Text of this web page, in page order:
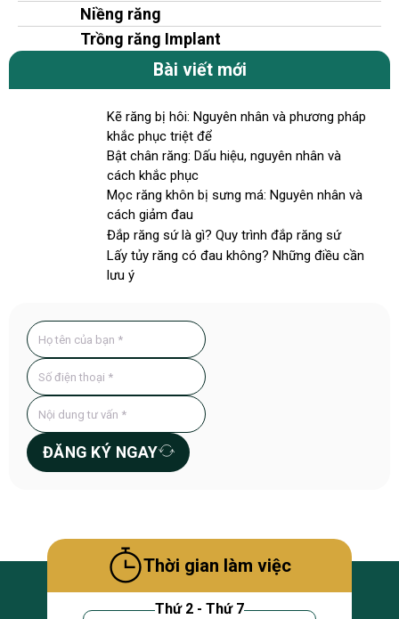
Niềng răng
Trồng răng Implant
Bài viết mới
Kẽ răng bị hôi: Nguyên nhân và phương pháp
khắc phục triệt để
Bật chân răng: Dấu hiệu, nguyên nhân và
cách khắc phục
Mọc răng khôn bị sưng má: Nguyên nhân và
cách giảm đau
Đắp răng sứ là gì? Quy trình đắp răng sứ
Lấy tủy răng có đau không? Những điều cần
lưu ý
ĐĂNG KÝ NGAY
Thời gian làm việc
Thứ 2 - Thứ 7